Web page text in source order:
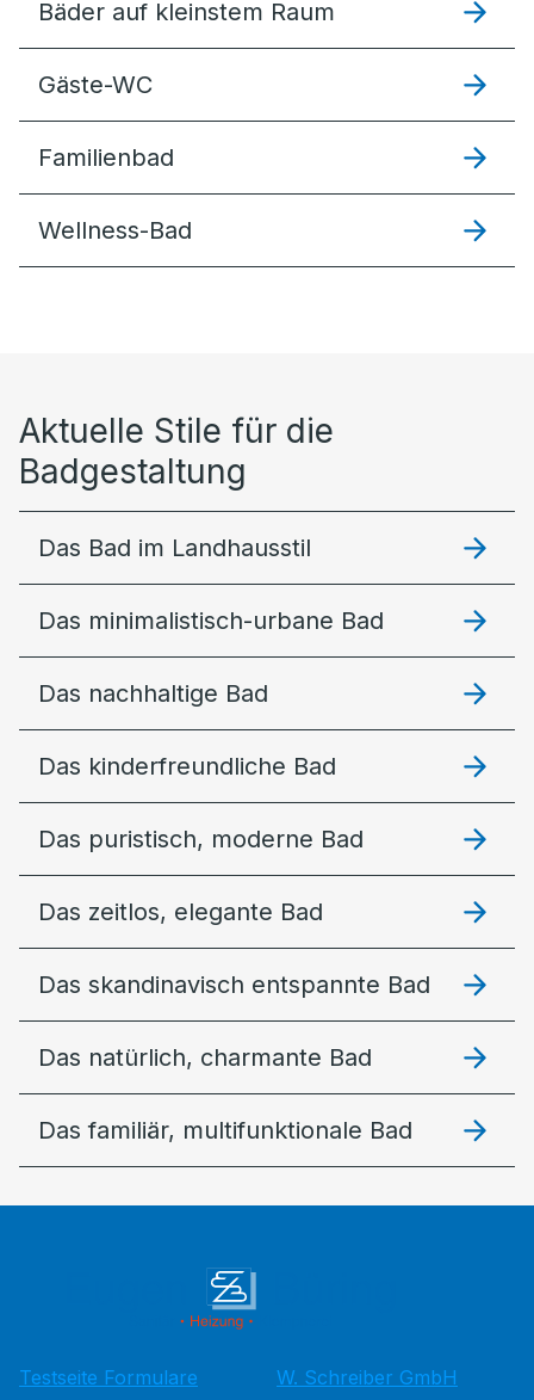
Bäder auf kleinstem Raum
Gäste-WC
Familienbad
Wellness-Bad
Aktuelle Stile für die
Badgestaltung
Das Bad im Landhausstil
Das minimalistisch-urbane Bad
Das nachhaltige Bad
Das kinderfreundliche Bad
Das puristisch, moderne Bad
Das zeitlos, elegante Bad
Das skandinavisch entspannte Bad
Das natürlich, charmante Bad
Das familiär, multifunktionale Bad
Testseite Formulare
W. Schreiber GmbH